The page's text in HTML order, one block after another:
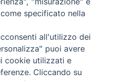
i diritti riservati - Vita
specificato nella
all'utilizzo dei
puoi avere
cookie utilizzati e
Cliccando su